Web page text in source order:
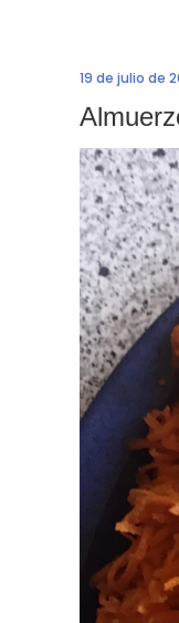
19 de julio de